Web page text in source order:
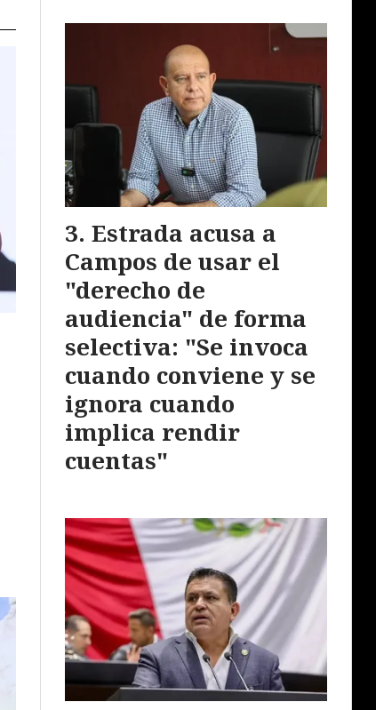
Estrada acusa a
Campos de usar el
"derecho de
audiencia" de forma
selectiva: "Se invoca
cuando conviene y se
ignora cuando
implica rendir
cuentas"